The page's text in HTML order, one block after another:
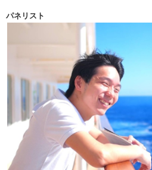
パネリスト